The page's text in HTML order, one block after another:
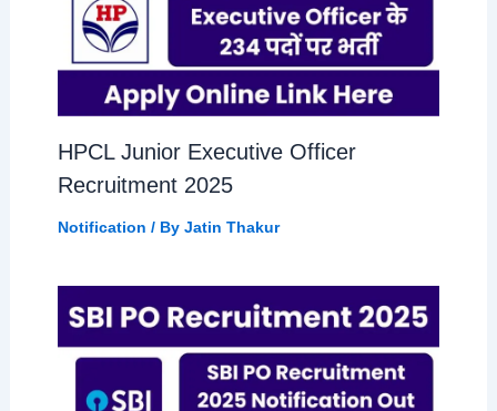
HPCL Junior Executive Officer
Recruitment 2025
Notification / By Jatin Thakur